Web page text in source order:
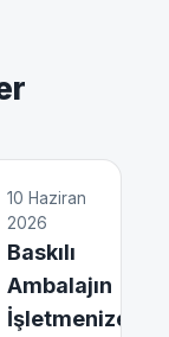
10 Haziran
2026
Baskılı
Ambalajın
İşletmenize